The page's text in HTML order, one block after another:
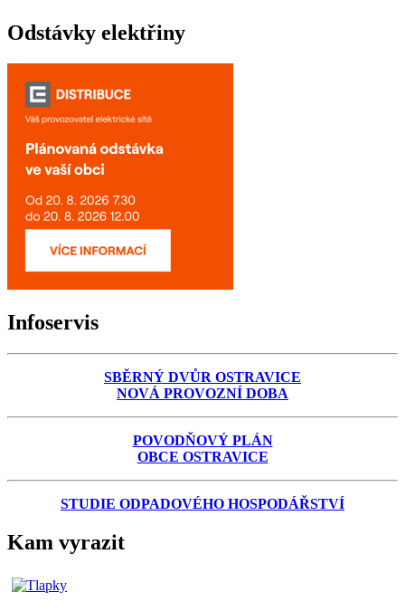
Odstávky elektřiny
Infoservis
SBĚRNÝ DVŮR OSTRAVICE
NOVÁ PROVOZNÍ DOBA
POVODŇOVÝ PLÁN
OBCE OSTRAVICE
STUDIE ODPADOVÉHO HOSPODÁŘSTVÍ
Kam vyrazit